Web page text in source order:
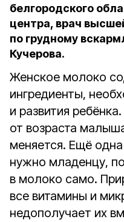
белгородского
центра, врач
по грудному
Кучерова.
Женское молоко
ингредиенты,
и развития
от возраста
меняется. Ещё
нужно младенцу,
в молоко само.
все витамины и
недополучает их